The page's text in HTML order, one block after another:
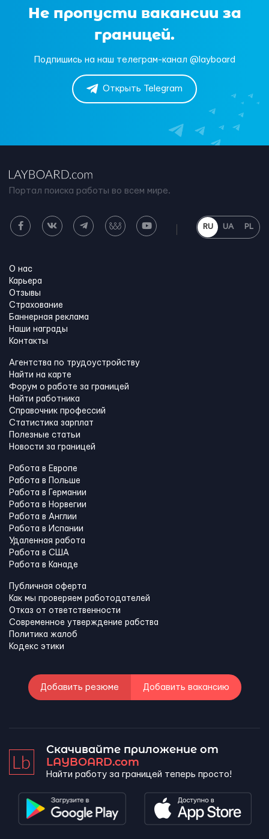
Не пропусти вакансии за
границей.
Подпишись на наш телеграм-канал @layboard
Открыть Telegram
Портал поиска работы во всем мире.
RU UA PL
О нас
Карьера
Отзывы
Страхование
Баннерная реклама
Наши награды
Контакты
Агентства по трудоустройству
Найти на карте
Форум о работе за границей
Найти работника
Справочник профессий
Статистика зарплат
Полезные статьи
Новости за границей
Работа в Европе
Работа в Польше
Работа в Германии
Работа в Норвегии
Работа в Англии
Работа в Испании
Удаленная работа
Работа в США
Работа в Канадe
Публичная оферта
Как мы проверяем работодателей
Отказ от ответственности
Современное утверждение рабства
Политика жалоб
Кодекс этики
Добавить резюме Добавить вакансию
Скачивайте приложение от
LAYBOARD.com
Найти работу за границей теперь просто!